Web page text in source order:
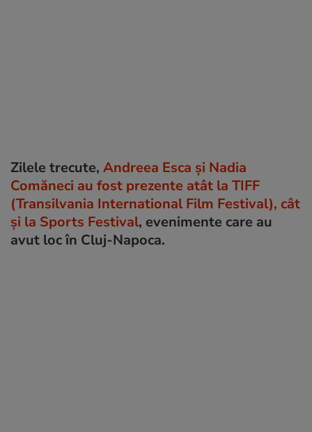
Zilele trecute, Andreea Esca și Nadia
Comăneci au fost prezente atât la TIFF
(Transilvania International Film Festival), cât
și la Sports Festival, evenimente care au
avut loc în Cluj-Napoca.